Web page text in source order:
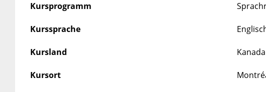
Kursprogramm
Kurssprache
Kursland Kanada
Kursort